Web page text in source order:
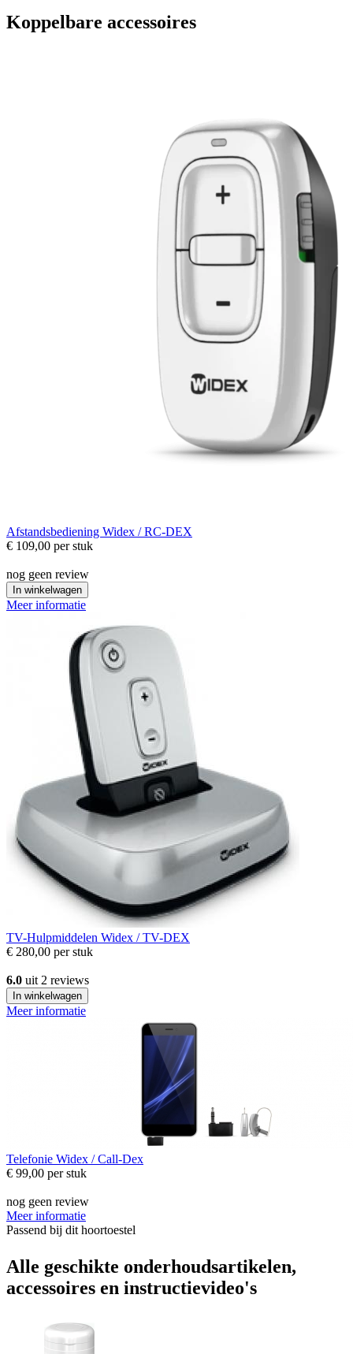
Koppelbare accessoires
Afstandsbediening Widex / RC-DEX
€ 109,00 per stuk
nog geen review
In winkelwagen
Meer informatie
TV-Hulpmiddelen Widex / TV-DEX
€ 280,00 per stuk
6.0 uit 2 reviews
In winkelwagen
Meer informatie
Telefonie Widex / Call-Dex
€ 99,00 per stuk
nog geen review
Meer informatie
Passend bij dit hoortoestel
Alle geschikte onderhoudsartikelen,
accessoires en instructievideo's